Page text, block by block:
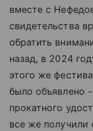
вместе с
свидетельства
обратить
назад, в 2024
этого же
было объявлено
прокатного
все же получили